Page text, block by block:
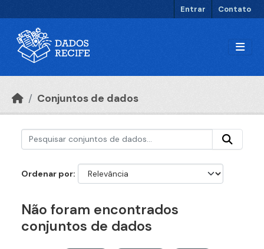
Entrar Contato
Conjuntos de dados
Ordenar por
Não foram encontrados
conjuntos de dados